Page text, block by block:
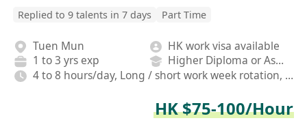
Replied to 9 talents in 7 days Part Time
Tuen Mun
HK work visa available
1 to 3 yrs exp
Higher Diploma or Associate Degree
4 to 8 hours/day, Long / short work week rotation, Hybrid
HK $75-100/Hour